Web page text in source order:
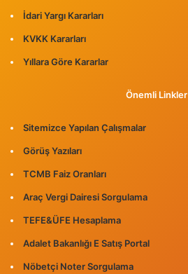
İdari Yargı Kararları
KVKK Kararları
Yıllara Göre Kararlar
Önemli Linkler
Sitemizce Yapılan Çalışmalar
Görüş Yazıları
TCMB Faiz Oranları
Araç Vergi Dairesi Sorgulama
TEFE&ÜFE Hesaplama
Adalet Bakanlığı E Satış Portal
Nöbetçi Noter Sorgulama